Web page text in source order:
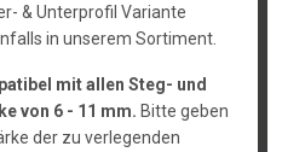
& Unterprofil Variante
in unserem Sortiment.
mit allen Steg- und
von 6 - 11 mm. Bitte geben
der zu verlegenden